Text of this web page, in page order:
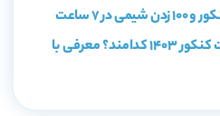
در 7 ساعت
بهترین منابع زیست کنکور 1403 کدامند؟ معرفی با